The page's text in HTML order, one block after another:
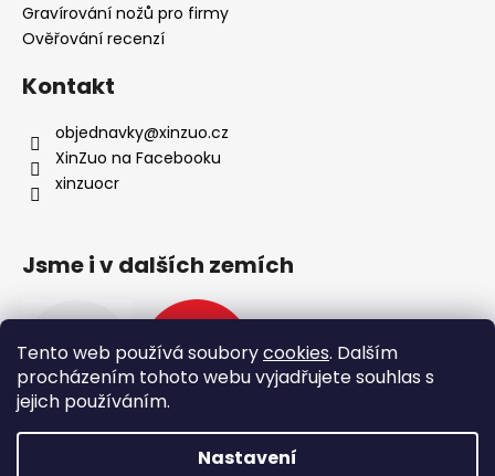
Tento web používá souborycookies. Dalším
procházením tohoto webu vyjadřujete souhlas s
jejich používáním.
Nastavení
Gravírování nožů pro firmy
Ověřování recenzí
Kontakt
objednavky@xinzuo.cz
XinZuo na Facebooku
xinzuocr
Jsme i v dalších zemích